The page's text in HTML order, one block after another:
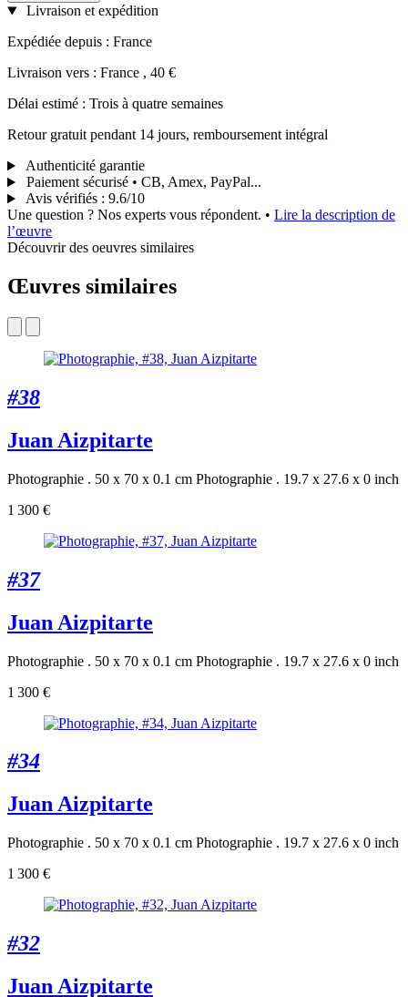
Livraison et expédition
Expédiée depuis : France
Livraison vers : France , 40 €
Délai estimé : Trois à quatre semaines
Retour gratuit pendant 14 jours, remboursement intégral
Authenticité garantie
Paiement sécurisé • CB, Amex, PayPal...
Avis vérifiés : 9.6/10
Une question ? Nos experts vous répondent. • Lire la description de
l’œuvre
Découvrir des oeuvres similaires
Œuvres similaires
#38
Juan Aizpitarte
Photographie . 50 x 70 x 0.1 cm Photographie . 19.7 x 27.6 x 0 inch
1 300 €
#37
Juan Aizpitarte
Photographie . 50 x 70 x 0.1 cm Photographie . 19.7 x 27.6 x 0 inch
1 300 €
#34
Juan Aizpitarte
Photographie . 50 x 70 x 0.1 cm Photographie . 19.7 x 27.6 x 0 inch
1 300 €
#32
Juan Aizpitarte